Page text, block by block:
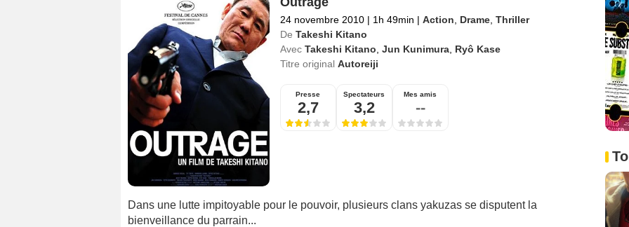
24 novembre 2010 | 1h 49min | Action Drame, Thriller
De Takeshi Kitano
Avec Takeshi Kitano Jun Kunimura, Ryô Kase
Titre original Autoreiji
Presse
2,7
Spectateurs
3,2
Mes amis
--
Dans une lutte impitoyable pour le pouvoir, plusieurs clans yakuzas se disputent la
bienveillance du parrain...